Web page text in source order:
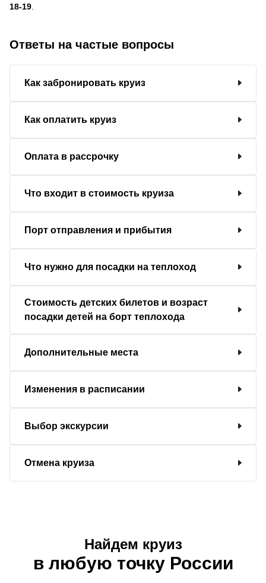
18-19
Ответы на частые вопросы
Как забронировать круиз
Как оплатить круиз
Оплата в рассрочку
Что входит в стоимость круиза
Порт отправления и прибытия
Что нужно для посадки на теплоход
Стоимость детских билетов и возраст
посадки детей на борт теплохода
Дополнительные места
Изменения в расписании
Выбор экскурсии
Отмена круиза
Найдем круиз
в любую точку России